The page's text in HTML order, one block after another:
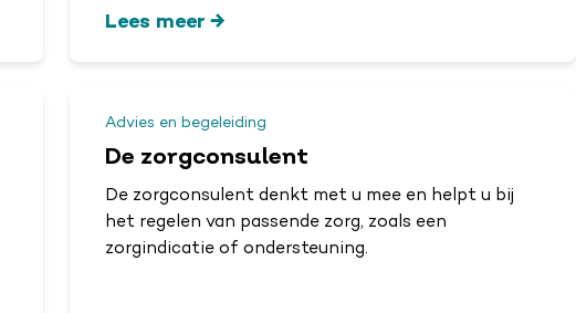
Lees meer
Advies en begeleiding
De zorgconsulent
De zorgconsulent denkt met u mee en helpt u bij
het regelen van passende zorg, zoals een
zorgindicatie of ondersteuning.